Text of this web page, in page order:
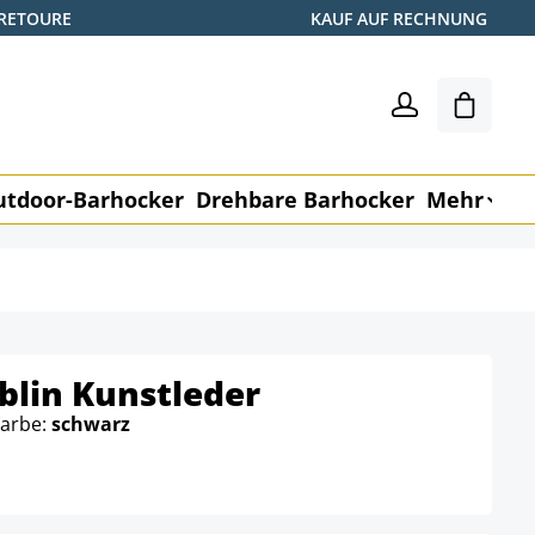
KAUF AUF RECHNUNG
Barhocker Drehbare Barhocker Mehr
Kunstleder
schwarz